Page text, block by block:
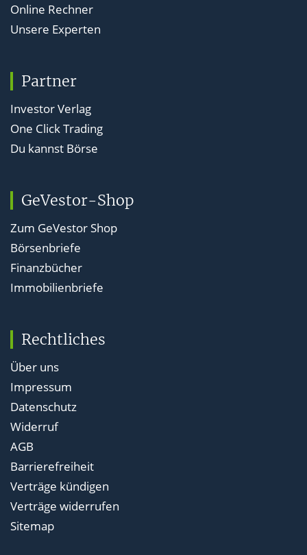
Online Rechner
Unsere Experten
Partner
Investor Verlag
One Click Trading
Du kannst Börse
GeVestor-Shop
Zum GeVestor Shop
Börsenbriefe
Finanzbücher
Immobilienbriefe
Rechtliches
Über uns
Impressum
Datenschutz
Widerruf
AGB
Barrierefreiheit
Verträge kündigen
Verträge widerrufen
Sitemap